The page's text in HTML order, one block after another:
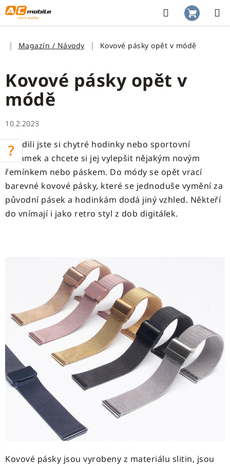
Přejít
na
obsah
Hledat
KOŠÍK
DomůMagazín / Návody Kovové pásky opět v módě
Kovové pásky opět v
módě
10.2.2023
Pořídili jste si chytré hodinky nebo sportovní
náramek a chcete si jej vylepšit nějakým novým
řemínkem nebo páskem. Do módy se opět vrací
barevné kovové pásky, které se jednoduše vymění za
původní pásek a hodinkám dodá jiný vzhled. Někteří
do vnímají i jako retro styl z dob digitálek.
Kovové pásky jsou vyrobeny z materiálu slitin, jsou